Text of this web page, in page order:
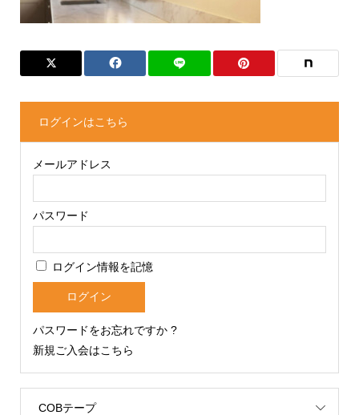
ログインはこちら
メールアドレス
パスワード
ログイン情報を記憶
パスワードをお忘れですか ?
新規ご入会はこちら
COBテープ